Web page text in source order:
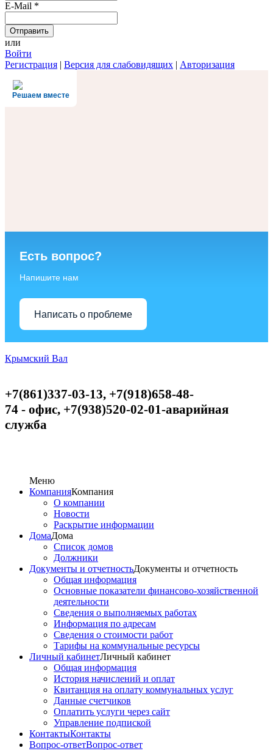
E-Mail *
или
Войти
Регистрация | Версия для слабовидящих | Авторизация
Решаем вместе
Есть вопрос?
Напишите нам
Написать о проблеме
Крымский Вал
+7(861)337-03-13, +7(918)658-48-
74 - офис, +7(938)520-02-01-аварийная
служба
Меню
КомпанияКомпания
О компании
Новости
Раскрытие информации
ДомаДома
Список домов
Должники
Документы и отчетностьДокументы и отчетность
Общая информация
Основные показатели финансово-хозяйственной
деятельности
Сведения о выполняемых работах
Информация по адресам
Сведения о стоимости работ
Тарифы на коммунальные ресурсы
Личный кабинетЛичный кабинет
Общая информация
История начислений и оплат
Квитанция на оплату коммунальных услуг
Данные счетчиков
Оплатить услуги через сайт
Управление подпиской
КонтактыКонтакты
Вопрос-ответВопрос-ответ